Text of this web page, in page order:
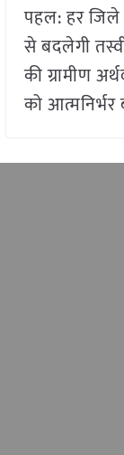
पहल: हर जिले
से बदलेगी
की ग्रामीण
को आत्मनिर्भर